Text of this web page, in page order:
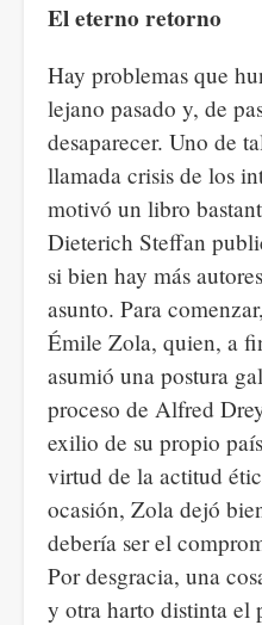
El eterno retorno
Hay problemas que
lejano pasado y, de
desaparecer. Uno de
llamada crisis de los
motivó un libro
Dieterich Steffan
si bien hay más
asunto. Para
Émile Zola, quien, a
asumió una postura
proceso de Alfred
exilio de su propio
virtud de la actitud
ocasión, Zola dejó
debería ser el
Por desgracia, una
y otra harto distinta el